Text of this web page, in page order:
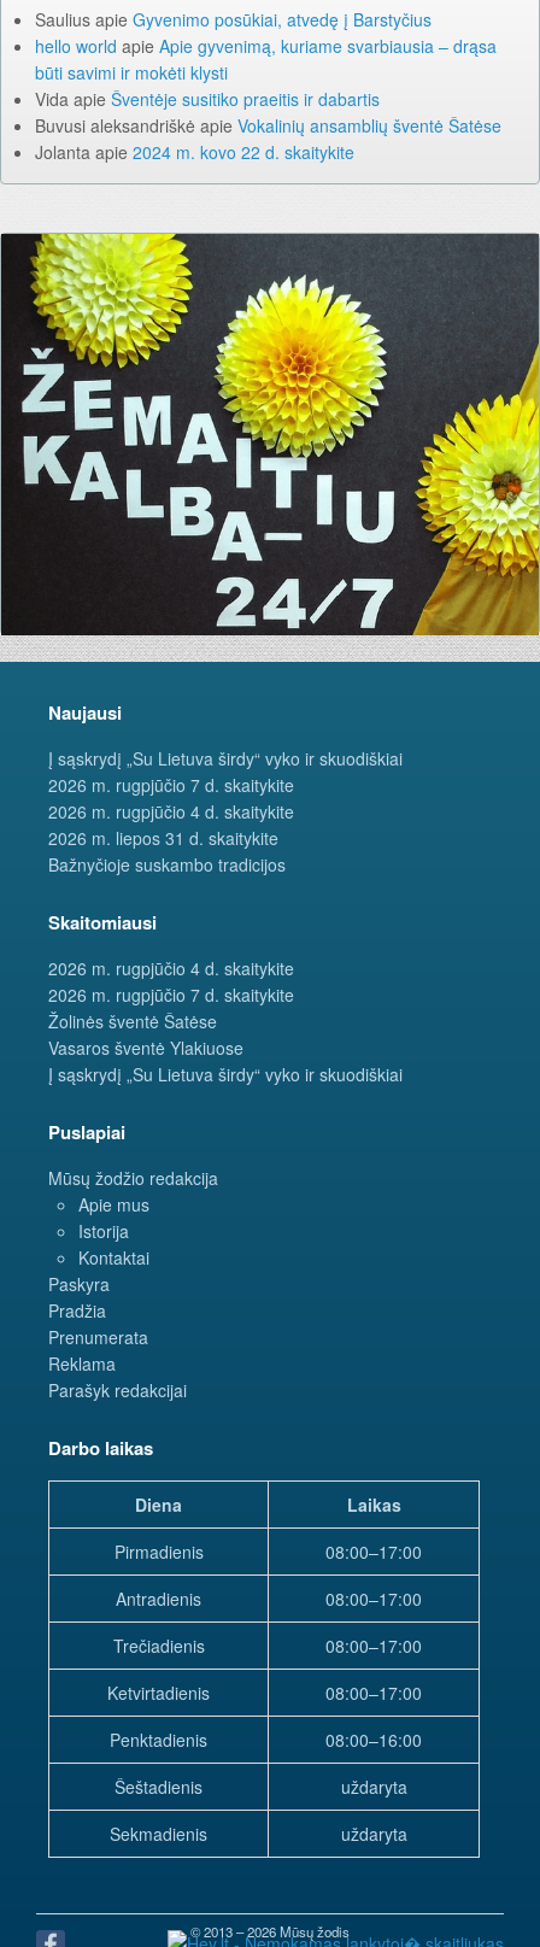
Saulius apie Gyvenimo posūkiai, atvedę į Barstyčius
hello world apie Apie gyvenimą, kuriame svarbiausia – drąsa
būti savimi ir mokėti klysti
Vida apie Šventėje susitiko praeitis ir dabartis
Buvusi aleksandriškė apie Vokalinių ansamblių šventė Šatėse
Jolanta apie 2024 m. kovo 22 d. skaitykite
Naujausi
Į sąskrydį „Su Lietuva širdy“ vyko ir skuodiškiai
2026 m. rugpjūčio 7 d. skaitykite
2026 m. rugpjūčio 4 d. skaitykite
2026 m. liepos 31 d. skaitykite
Bažnyčioje suskambo tradicijos
Skaitomiausi
2026 m. rugpjūčio 4 d. skaitykite
2026 m. rugpjūčio 7 d. skaitykite
Žolinės šventė Šatėse
Vasaros šventė Ylakiuose
Į sąskrydį „Su Lietuva širdy“ vyko ir skuodiškiai
Puslapiai
Mūsų žodžio redakcija
Apie mus
Istorija
Kontaktai
Paskyra
Pradžia
Prenumerata
Reklama
Parašyk redakcijai
Darbo laikas
Diena
Laikas
Pirmadienis
08:00–17:00
Antradienis
08:00–17:00
Trečiadienis
08:00–17:00
Ketvirtadienis
08:00–17:00
Penktadienis
08:00–16:00
Šeštadienis
uždaryta
Sekmadienis
uždaryta
© 2013 – 2026 Mūsų žodis